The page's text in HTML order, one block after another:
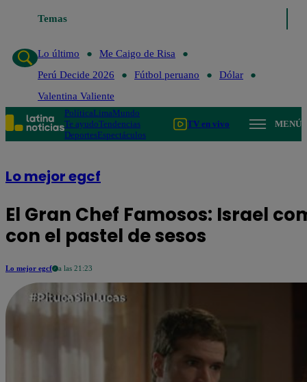
Temas
Lo último
Me Caigo de Risa
Perú Decide 2026
Fútbol peruano
Dólar
Valentina Valiente
PolíticaLimaMundo
Te ayudoTendencias
DeportesEspectáculos
TV en vivo MENÚ
Lo mejor egcf
El Gran Chef Famosos: Israel
con el pastel de sesos
Lo mejor egcf a las 21:23